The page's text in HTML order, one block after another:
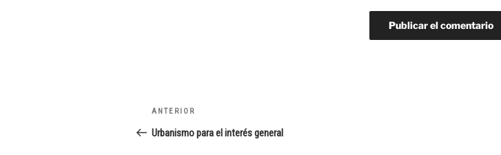
Navegación
de
Entrada
anterior:
ANTERIOR
Urbanismo para el interés general